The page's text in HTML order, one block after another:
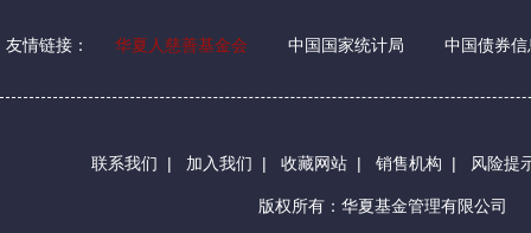
友情链接： 华夏人慈善基金会 中国国家统计局 中国债券信
联系我们 | 加入我们 | 收藏网站 | 销售机构 | 风险提
版权所有：华夏基金管理有限公司